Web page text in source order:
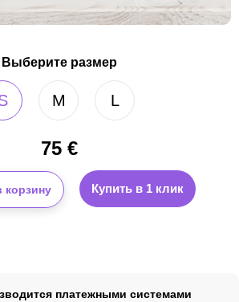
Выберите размер
M L
75 €
корзину Купить в 1 клик
платежными системами